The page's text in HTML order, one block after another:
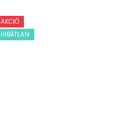
AKCIÓ
HIBÁTLAN